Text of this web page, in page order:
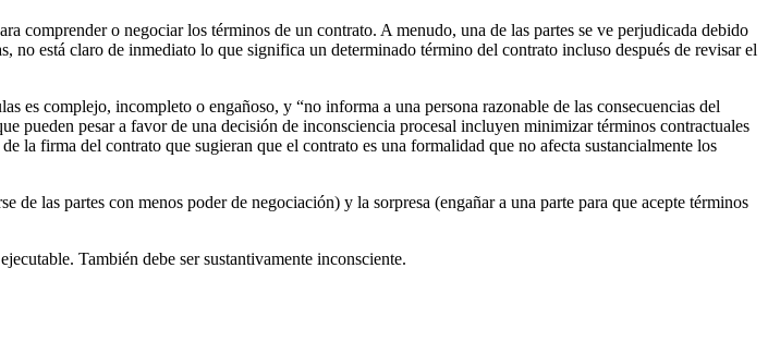
comprender o negociar los términos de un contrato. A menudo, una de las partes se ve perjudicada debido
está claro de inmediato lo que significa un determinado término del contrato incluso después de revisar el
es complejo, incompleto o engañoso, y “no informa a una persona razonable de las consecuencias del
pueden pesar a favor de una decisión de inconsciencia procesal incluyen minimizar términos contractuales
la firma del contrato que sugieran que el contrato es una formalidad que no afecta sustancialmente los
las partes con menos poder de negociación) y la sorpresa (engañar a una parte para que acepte términos
También debe ser sustantivamente inconsciente.